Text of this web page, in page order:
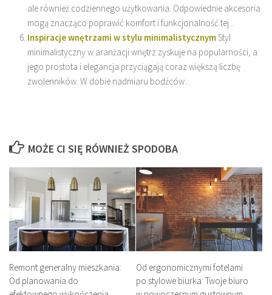
ale również codziennego użytkowania. Odpowiednie akcesoria
mogą znacząco poprawić komfort i funkcjonalność tej...
Inspiracje wnętrzami w stylu minimalistycznymStyl
minimalistyczny w aranżacji wnętrz zyskuje na popularności, a
jego prostota i elegancja przyciągają coraz większą liczbę
zwolenników. W dobie nadmiaru bodźców...
MOŻE CI SIĘ RÓWNIEŻ SPODOBA
Remont generalny mieszkania:
Od planowania do
Od ergonomicznymi fotelami
po stylowe biurka: Twoje biuro